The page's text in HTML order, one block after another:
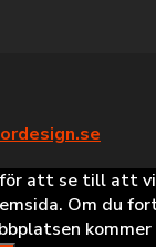
för att se till att
Om du